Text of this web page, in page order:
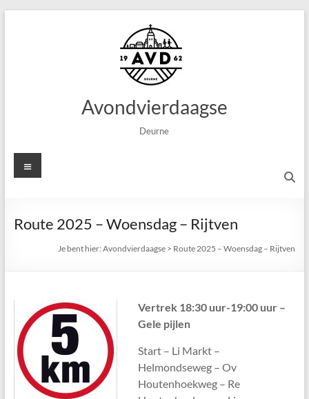
Avondvierdaagse
Deurne
Menu
Route 2025 – Woensdag – Rijtven
Je bent hier:Avondvierdaagse > Route 2025 – Woensdag – Rijtven
Vertrek 18:30 uur-19:00 uur –
Gele pijlen
Start – Li Markt –
Helmondseweg – Ov
Houtenhoekweg – Re